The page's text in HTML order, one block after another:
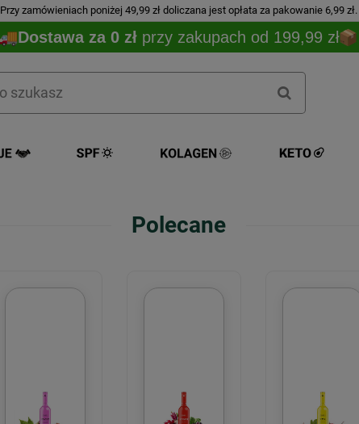
Przy zamówieniach poniżej 49,99 zł doliczana jest opłata za pakowanie 6,99 zł.
Dostawa za 0 zł przy zakupach od 199,99 zł
Polecane